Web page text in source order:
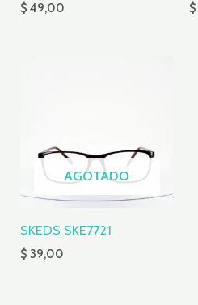
$ 49,00 $
AGOTADO
SKEDS SKE7721
$ 39,00